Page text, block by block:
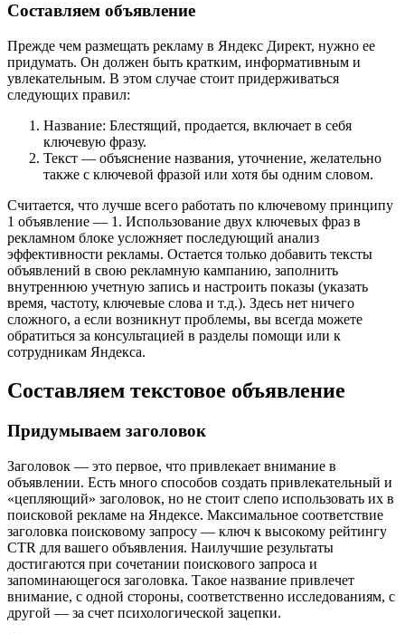
Составляем объявление
Прежде чем размещать рекламу в Яндекс Директ, нужно ее
придумать. Он должен быть кратким, информативным и
увлекательным. В этом случае стоит придерживаться
следующих правил:
Название: Блестящий, продается, включает в себя
ключевую фразу.
Текст — объяснение названия, уточнение, желательно
также с ключевой фразой или хотя бы одним словом.
Считается, что лучше всего работать по ключевому принципу
1 объявление — 1. Использование двух ключевых фраз в
рекламном блоке усложняет последующий анализ
эффективности рекламы. Остается только добавить тексты
объявлений в свою рекламную кампанию, заполнить
внутреннюю учетную запись и настроить показы (указать
время, частоту, ключевые слова и т.д.). Здесь нет ничего
сложного, а если возникнут проблемы, вы всегда можете
обратиться за консультацией в разделы помощи или к
сотрудникам Яндекса.
Составляем текстовое объявление
Придумываем заголовок
Заголовок — это первое, что привлекает внимание в
объявлении. Есть много способов создать привлекательный и
«цепляющий» заголовок, но не стоит слепо использовать их в
поисковой рекламе на Яндексе. Максимальное соответствие
заголовка поисковому запросу — ключ к высокому рейтингу
CTR для вашего объявления. Наилучшие результаты
достигаются при сочетании поискового запроса и
запоминающегося заголовка. Такое название привлечет
внимание, с одной стороны, соответственно исследованиям, с
другой — за счет психологической зацепки.